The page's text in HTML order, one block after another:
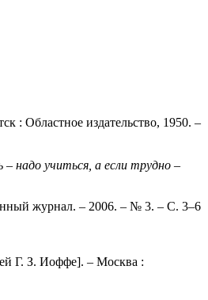
: Областное издательство, 1950. –
надо учиться, а если трудно –
журнал. – 2006. – № 3. – С. 3–6
Г. З. Иоффе]. – Москва :